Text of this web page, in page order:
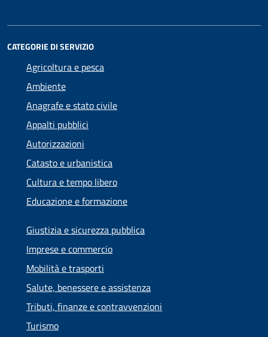
CATEGORIE DI SERVIZIO
Agricoltura e pesca
Ambiente
Anagrafe e stato civile
Appalti pubblici
Autorizzazioni
Catasto e urbanistica
Cultura e tempo libero
Educazione e formazione
Giustizia e sicurezza pubblica
Imprese e commercio
Mobilità e trasporti
Salute, benessere e assistenza
Tributi, finanze e contravvenzioni
Turismo